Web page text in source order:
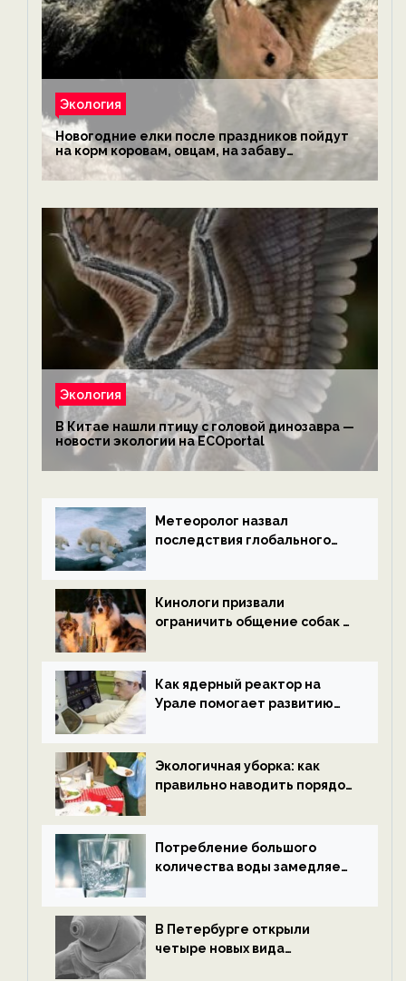
Экология
Новогодние елки после праздников пойдут
на корм коровам, овцам, на забаву
обезьянам, львам и леопардам — новости
экологии на ECOportal
Экология
В Китае нашли птицу с головой динозавра —
новости экологии на ECOportal
Метеоролог назвал
последствия глобального
ECOportal
Кинологи призвали
ограничить общение собак с
ECOportal
Как ядерный реактор на
Урале помогает развитию
ECOportal
Экологичная уборка: как
правильно наводить порядок
Потребление большого
количества воды замедляет
В Петербурге открыли
четыре новых вида